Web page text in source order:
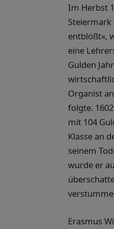
Im Herbst
Steiermark
entblößt«,
eine
Gulden
Organist
folgte.
mit 104
Klasse an
seinem
wurde er
Erasmus